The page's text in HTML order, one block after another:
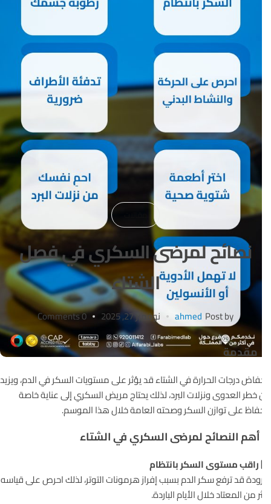
مقالات
نصائح لمرضى السكري في فصل
الشتاء
Post by
ahmed نوفمبر 27, 2025 0 Comments
مقدمة
درجات الحرارة في الشتاء قد يؤثر على مستويات السكر في الدم، ويزيد
العدوى ونزلات البرد، لذلك يحتاج مريض السكري إلى عناية خاصة
على توازن السكر وصحته العامة خلال هذا الموسم.
أهم النصائح لمرضى السكري في الشتاء
راقب مستوى السكر بانتظام
قد ترفع سكر الدم بسبب إفراز هرمونات التوتر، لذلك احرص على قياسه
من المعتاد خلال الأيام الباردة.